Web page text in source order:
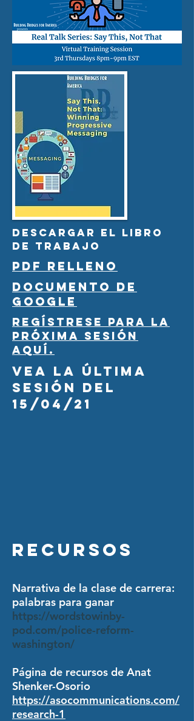
DESCARGAR el libro
de trabajo
PDF RELLENO
DOCUMENTO DE
GOOGLE
Regístrese para la
próxima sesión
aquí.
Vea la última
sesión del
15/04/21
Recursos
Narrativa de la clase de carrera:
palabras para ganar
https://wordstowinby-
pod.com/police-reform-
washington/
Página de recursos de Anat
Shenker-Osorio
https://asocommunications.com/
research-1